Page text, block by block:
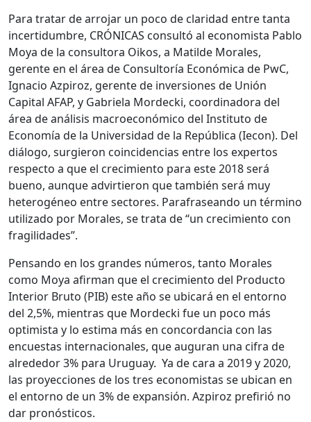
Para tratar de arrojar un poco de claridad entre tanta
incertidumbre, CRÓNICAS consultó al economista Pablo
Moya de la consultora Oikos, a Matilde Morales,
gerente en el área de Consultoría Económica de PwC,
Ignacio Azpiroz, gerente de inversiones de Unión
Capital AFAP, y Gabriela Mordecki, coordinadora del
área de análisis macroeconómico del Instituto de
Economía de la Universidad de la República (Iecon). Del
diálogo, surgieron coincidencias entre los expertos
respecto a que el crecimiento para este 2018 será
bueno, aunque advirtieron que también será muy
heterogéneo entre sectores. Parafraseando un término
utilizado por Morales, se trata de “un crecimiento con
fragilidades”.
Pensando en los grandes números, tanto Morales
como Moya afirman que el crecimiento del Producto
Interior Bruto (PIB) este año se ubicará en el entorno
del 2,5%, mientras que Mordecki fue un poco más
optimista y lo estima más en concordancia con las
encuestas internacionales, que auguran una cifra de
alrededor 3% para Uruguay. Ya de cara a 2019 y 2020,
las proyecciones de los tres economistas se ubican en
el entorno de un 3% de expansión. Azpiroz prefirió no
dar pronósticos.